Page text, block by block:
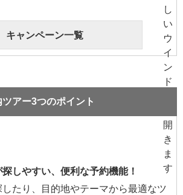
キャンペーン一覧
アー3つのポイント
しやすい、便利な予約機能！
たり、目的地やテーマから最適なツ